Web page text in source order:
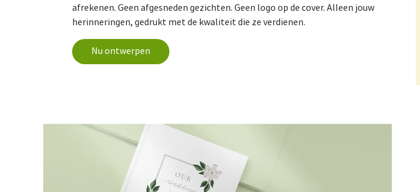
afrekenen. Geen afgesneden gezichten. Geen logo op de cover. Alleen jouw
herinneringen, gedrukt met de kwaliteit die ze verdienen.
Nu ontwerpen